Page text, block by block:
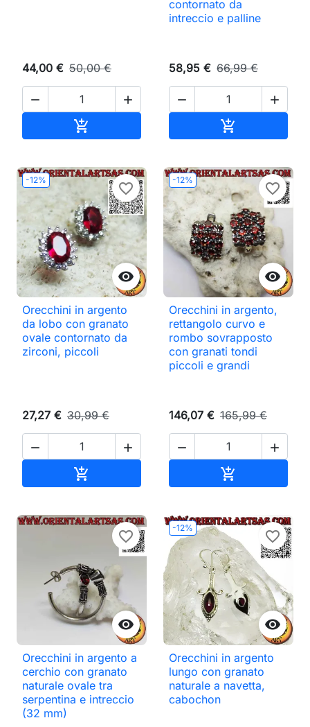
44,00 € 50,00 €
 

contornato da
intreccio e palline
58,95 € 66,99 €
 

-12%

favorite_border
Orecchini in argento
da lobo con granato
ovale contornato da
zirconi, piccoli
27,27 € 30,99 €
 

-12%

favorite_border
Orecchini in argento,
rettangolo curvo e
rombo sovrapposto
con granati tondi
piccoli e grandi
146,07 € 165,99 €
 


favorite_border
Orecchini in argento a
cerchio con granato
naturale ovale tra
serpentina e intreccio
(32 mm)
-12%

favorite_border
Orecchini in argento
lungo con granato
naturale a navetta,
cabochon